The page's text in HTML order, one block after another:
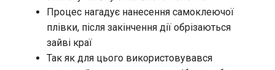
Процес нагадує нанесення самоклеючої
плівки, після закінчення дії обрізаються
зайві краї
Так як для цього використовувався